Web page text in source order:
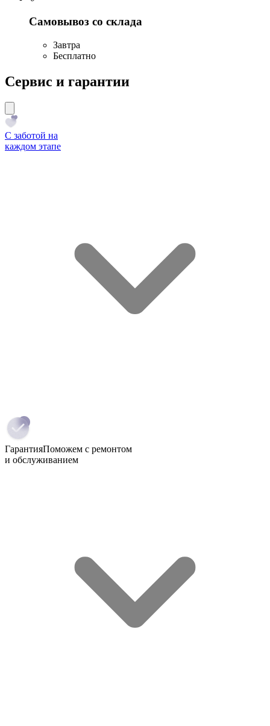
Самовывоз со склада
Завтра
Бесплатно
Сервис и гарантии
С заботой на
каждом этапе
ГарантияПоможем с ремонтом
и обслуживанием